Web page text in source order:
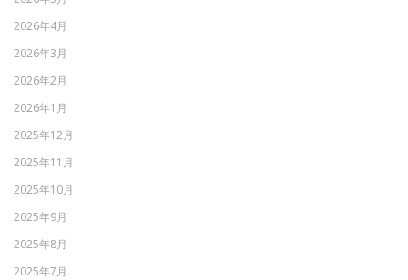
2026年4月
2026年3月
2026年2月
2026年1月
2025年12月
2025年11月
2025年10月
2025年9月
2025年8月
2025年7月